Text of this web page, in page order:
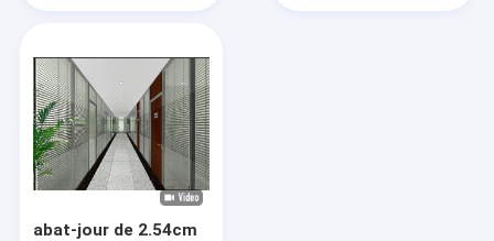
Verre de porte d'entrée
Insertion en verre de porte
Panneau en verre souillé
Insertions de porte de fer travaillé
Abat-jour entre le verre
abat-jour de 2.54cm